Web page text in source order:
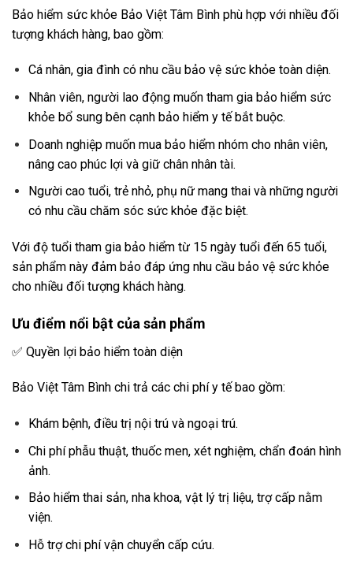
Bảo hiểm sức khỏe Bảo Việt Tâm Bình phù hợp với nhiều đối
tượng khách hàng, bao gồm:
Cá nhân, gia đình có nhu cầu bảo vệ sức khỏe toàn diện.
Nhân viên, người lao động muốn tham gia bảo hiểm sức
khỏe bổ sung bên cạnh bảo hiểm y tế bắt buộc.
Doanh nghiệp muốn mua bảo hiểm nhóm cho nhân viên,
nâng cao phúc lợi và giữ chân nhân tài.
Người cao tuổi, trẻ nhỏ, phụ nữ mang thai và những người
có nhu cầu chăm sóc sức khỏe đặc biệt.
Với độ tuổi tham gia bảo hiểm từ 15 ngày tuổi đến 65 tuổi,
sản phẩm này đảm bảo đáp ứng nhu cầu bảo vệ sức khỏe
cho nhiều đối tượng khách hàng.
Ưu điểm nổi bật của sản phẩm
✅ Quyền lợi bảo hiểm toàn diện
Bảo Việt Tâm Bình chi trả các chi phí y tế bao gồm:
Khám bệnh, điều trị nội trú và ngoại trú.
Chi phí phẫu thuật, thuốc men, xét nghiệm, chẩn đoán hình
ảnh.
Bảo hiểm thai sản, nha khoa, vật lý trị liệu, trợ cấp nằm
viện.
Hỗ trợ chi phí vận chuyển cấp cứu.